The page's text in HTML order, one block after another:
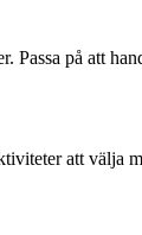
på att
att